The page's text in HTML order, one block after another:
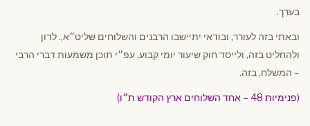
בערך.
ובאתי בזה לעורר, ובודאי יתיישבו הרבנים והשלוחים שליט״א,. לדון
ולהחליט בזה, ולייסד חוק שיעור יומי קבוע, עפ״י תוכן משמעות דברי הרבי
– המשלח, בזה.
(פנימיות 48 – אחד השלוחים ארץ הקודש ת״ו)